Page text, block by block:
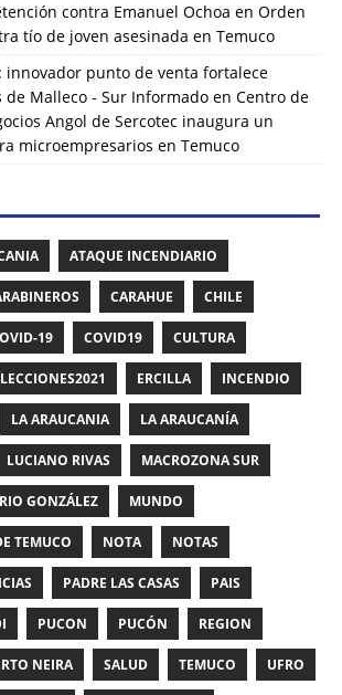
contra Emanuel Ochoa en Orden
tío de joven asesinada en Temuco
innovador punto de venta fortalece
Malleco - Sur Informado en Centro de
Angol de Sercotec inaugura un
microempresarios en Temuco
ATAQUE INCENDIARIO
CARAHUE CHILE
19 COVID19 CULTURA
ERCILLA INCENDIO
LA ARAUCANIA LA ARAUCANÍA
LUCIANO RIVAS MACROZONA SUR
GONZÁLEZ MUNDO
TEMUCO NOTA NOTAS
PADRE LAS CASAS PAIS
PUCON PUCÓN REGION
NEIRA SALUD TEMUCO UFRO